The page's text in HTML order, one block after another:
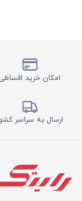
امکان خرید اقساطی
ارسال به سراسر